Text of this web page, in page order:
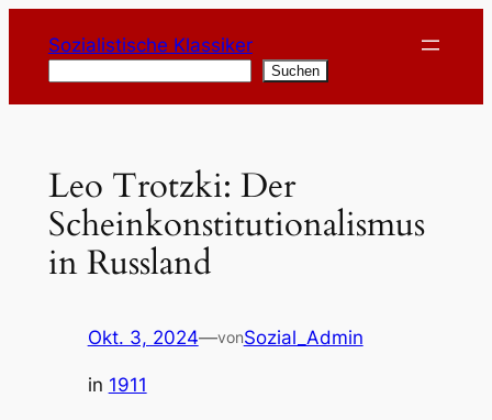
Inhalt
springen
Sozialistische Klassiker
Suchen
Leo Trotzki: Der
Scheinkonstitutionalismus
in Russland
Okt. 3, 2024—vonSozial_Admin
in 1911